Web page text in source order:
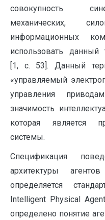
совокупность
механических,
информационных
использовать
[1, c. 53]. Данный
«управляемый
управления
значимость
которая является
системы.
Спецификация
архитектуры
определяется
Intelligent Physical
определено понятие